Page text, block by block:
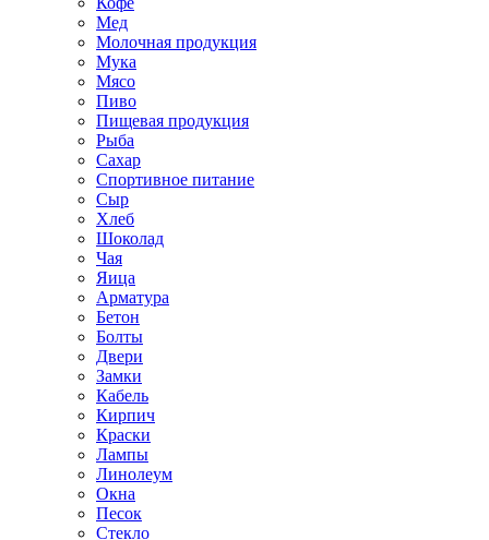
Мед
Молочная продукция
Мука
Мясо
Пиво
Пищевая продукция
Рыба
Сахар
Спортивное питание
Сыр
Хлеб
Шоколад
Чая
Яица
Арматура
Бетон
Болты
Двери
Замки
Кабель
Кирпич
Краски
Лампы
Линолеум
Окна
Песок
Стекло